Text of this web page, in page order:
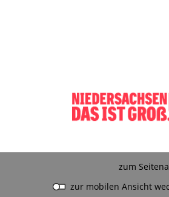
zum
zur mobilen Ansicht